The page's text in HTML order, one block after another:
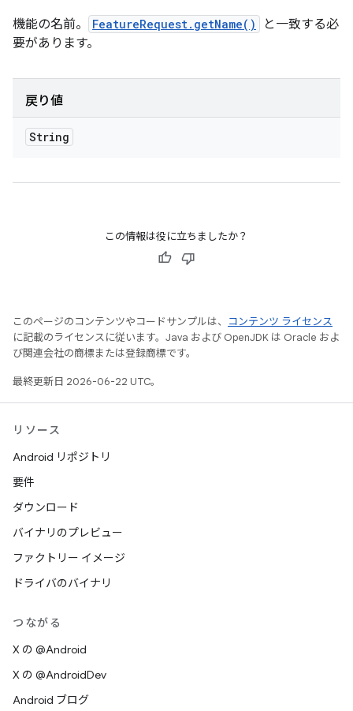
機能の名前。 FeatureRequest.getName()
と一致する必
要があります。
戻り値
String
この情報は役に立ちましたか？
このページのコンテンツやコードサンプルは、
コンテンツ ライセンス
に記載のライセンスに従います。Java および OpenJDK は Oracle およ
び関連会社の商標または登録商標です。
最終更新日 2026-06-22 UTC。
リソース
Android リポジトリ
要件
ダウンロード
バイナリのプレビュー
ファクトリー イメージ
ドライバのバイナリ
つながる
X の @Android
X の @AndroidDev
Android ブログ